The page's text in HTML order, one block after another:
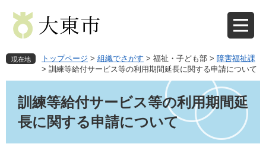
先
で
を
ば
へ
現在地 トップページ > 組織でさがす > 福祉・子ども部 > 障害福祉課
> 訓練等給付サービス等の利用期間延長に関する申請について
訓練等給付サービス等の利用期間延
長に関する申請について